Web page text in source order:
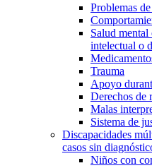
Problemas
Salud mental
intelectual o
Trauma
Apoyo
Derechos de
Malas
Sistema de
Discapacidades
casos sin
Niños con